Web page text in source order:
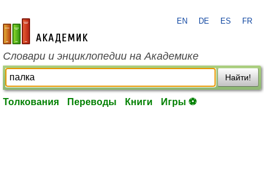
academic.ru
EN DE ES FR
Словари и энциклопедии на Академике
Найти!
Толкования Переводы Книги Игры ⚽